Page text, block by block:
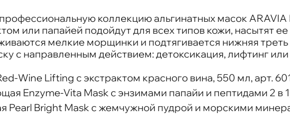
коллекцию альгинатных масок ARAVIA
или папайей подойдут для всех типов кожи, насытят ее
мелкие морщинки и подтягивается нижняя
с направленным действием: детоксикация, лифтинг
Wine Lifting с экстрактом красного вина, 550 мл, арт.
Enzyme-Vita Mask с энзимами папайи и пептидами 2 в
Pearl Bright Mask с жемчужной пудрой и морскими